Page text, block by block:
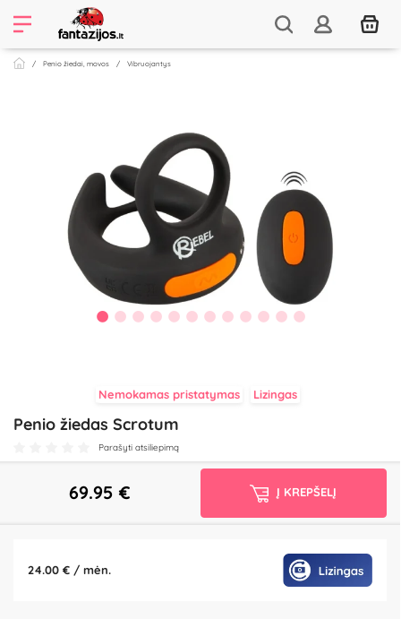
Penio žiedai, movos Vibruojantys
Nemokamas pristatymas Lizingas
Penio žiedas Scrotum
Parašyti atsiliepimą
69.95 €
24.00 € / mėn.
Į KREPŠELĮ